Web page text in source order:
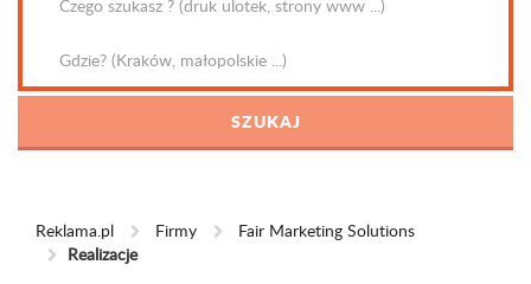
Reklama.pl Firmy
Fair Marketing Solutions
Realizacje